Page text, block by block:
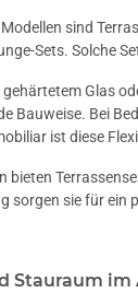
Modellen sind
Sets. Solche
Glas
Bauweise. Bei
ist diese
bieten
sorgen sie für ein
Stauraum im